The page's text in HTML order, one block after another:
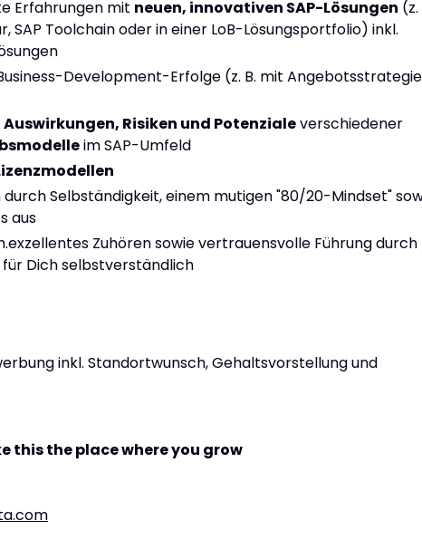
Erfahrungen mit neuen, innovativen SAP-Lösungen (z.
SAP Toolchain oder in einer LoB-Lösungsportfolio) inkl.
Development-Erfolge (z. B. mit
Auswirkungen, Risiken und Potenzialeverschiedener
im SAP-Umfeld
Selbständigkeit, einem mutigen "80/20-Mindset"
aus
Zuhören sowie vertrauensvolle Führung durch
für Dich selbstverständlich
inkl. Standortwunsch, Gehaltsvorstellung und
this the place where you grow